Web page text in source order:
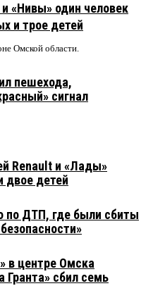
«Нивы» один человек
и трое детей
Омской области.
пешехода,
сигнал
Renault и «Лады»
детей
по ДТП, где были сбиты
в центре Омска
Гранта» сбил семь